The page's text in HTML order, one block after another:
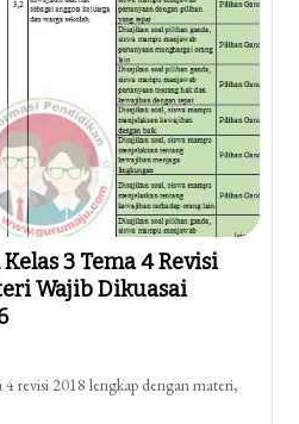
3 Tema 4 Revisi
Wajib Dikuasai
4 revisi 2018 lengkap dengan materi,